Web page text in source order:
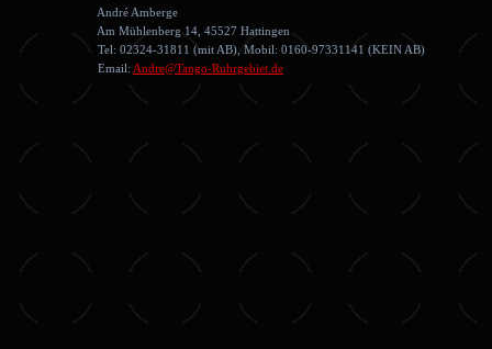
André Amberge
Am Mühlenberg 14, 45527
Tel: 02324-31811 (mit AB), Mobil: 0160-97331141 (KEIN AB)
Email: Andre@Tango-Ruhrgebiet.de